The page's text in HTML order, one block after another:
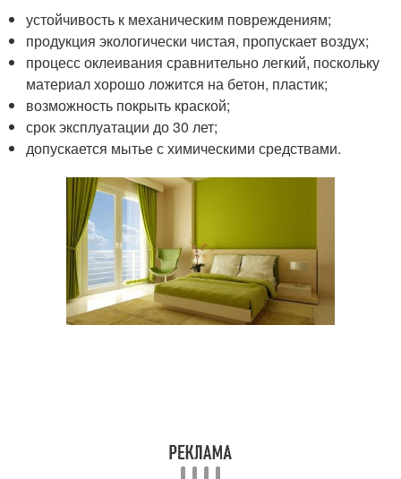
устойчивость к механическим повреждениям;
продукция экологически чистая, пропускает воздух;
процесс оклеивания сравнительно легкий, поскольку
материал хорошо ложится на бетон, пластик;
возможность покрыть краской;
срок эксплуатации до 30 лет;
допускается мытье с химическими средствами.